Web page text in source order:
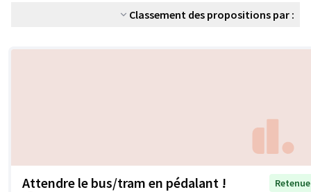
Classement des propositions par :
Attendre le bus/tram en pédalant !
Retenue